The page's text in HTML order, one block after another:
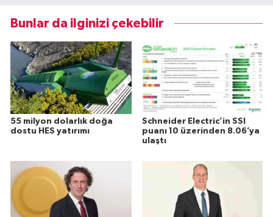
Bunlar da ilginizi çekebilir
55 milyon dolarlık doğa
dostu HES yatırımı
Schneider Electric’in SSI
puanı 10 üzerinden 8.06’ya
ulaştı